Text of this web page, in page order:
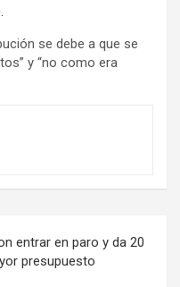
se debe a que se
y “no como era
entrar en paro y da 20
presupuesto